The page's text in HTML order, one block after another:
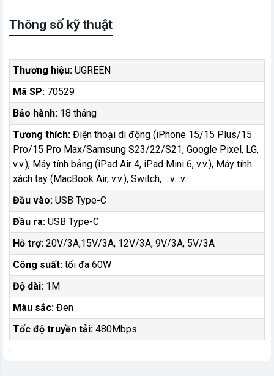
Thông số kỹ thuật
Thương hiệu: UGREEN
Mã SP: 70529
Bảo hành: 18 tháng
Tương thích: Điện thoại di động (iPhone 15/15 Plus/15
Pro/15 Pro Max/Samsung S23/22/S21, Google Pixel, LG,
v.v.), Máy tính bảng (iPad Air 4, iPad Mini 6, v.v.), Máy tính
xách tay (MacBook Air, v.v.), Switch, …v…v…
Đầu vào: USB Type-C
Đầu ra: USB Type-C
Hỗ trợ: 20V/3A,15V/3A, 12V/3A, 9V/3A, 5V/3A
Công suất: tối đa 60W
Độ dài: 1M
Màu sắc: Đen
Tốc độ truyền tải: 480Mbps
.